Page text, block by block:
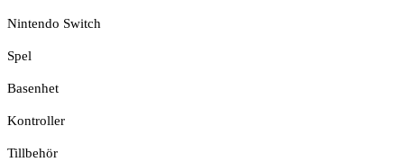
Nintendo Switch
Spel
Basenhet
Kontroller
Tillbehör